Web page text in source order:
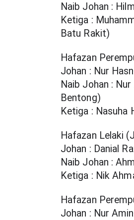
Naib Johan :
Ketiga :
Batu Rakit)
Hafazan
Johan : Nur
Naib Johan :
Bentong)
Ketiga : Nasuha
Hafazan Lelaki
Johan : Danial
Naib Johan :
Ketiga : Nik
Hafazan
Johan : Nur